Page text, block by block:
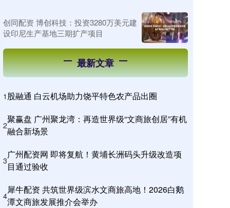
创同配资 博创科技：投资3280万美元建
设印尼生产基地三期扩产项目
最新文章
1 股融通 白云机场助力饶平特色农产品出圈
2
聚赢盘 广州聚龙湾：再造世界级“文商旅创居”有机
融合新场景
3
广州配资网 即将复航！黄埔长洲码头升级改造项
目通过验收
4
犀牛配资 共筑世界级滨水文商旅高地！2026白鹅
潭文商旅发展推介会举办